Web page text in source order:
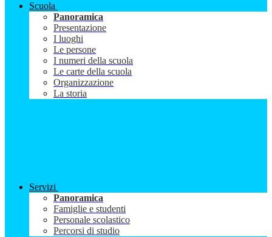
Scuola
Panoramica
Presentazione
I luoghi
Le persone
I numeri della scuola
Le carte della scuola
Organizzazione
La storia
Servizi
Panoramica
Famiglie e studenti
Personale scolastico
Percorsi di studio